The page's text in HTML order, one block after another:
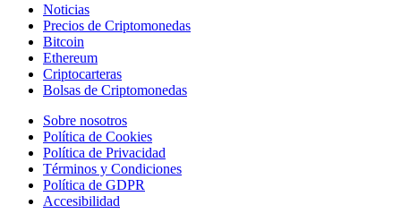
Noticias
Precios de Criptomonedas
Bitcoin
Ethereum
Criptocarteras
Bolsas de Criptomonedas
Sobre nosotros
Política de Cookies
Política de Privacidad
Términos y Condiciones
Política de GDPR
Accesibilidad